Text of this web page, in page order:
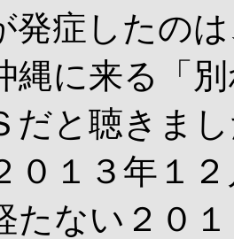
症したの
縄に来る「
だと聴きま
１３年１２
たない２０